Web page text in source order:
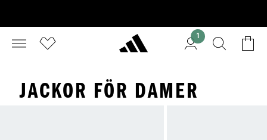
1
JACKOR FÖR DAMER